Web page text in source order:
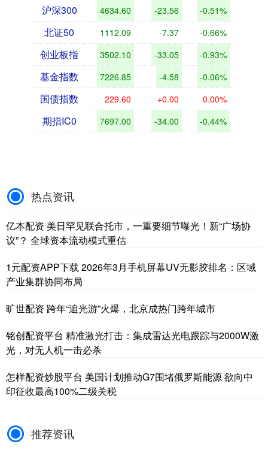
沪深300 4634.60 -23.56 -0.51%
北证50 1112.09 -7.37 -0.66%
创业板指 3502.10 -33.05 -0.93%
基金指数 7226.85 -4.58 -0.06%
国债指数 229.60 +0.00 0.00%
期指IC0 7697.00 -34.00 -0.44%
热点资讯
亿本配资 美日罕见联合托市，一重要细节曝光！新“广场协
议”？ 全球资本流动模式重估
1元配资APP下载 2026年3月手机屏幕UV无影胶排名：区域
产业集群协同布局
旷世配资 跨年“追光游”火爆，北京成热门跨年城市
铭创配资平台 精准激光打击：集成雷达光电跟踪与2000W激
光，对无人机一击必杀
怎样配资炒股平台 美国计划推动G7围堵俄罗斯能源 欲向中
印征收最高100%二级关税
推荐资讯